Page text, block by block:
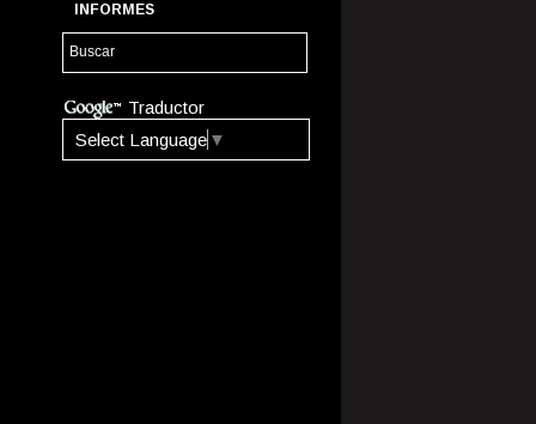
INFORMES
Traductor
Select Language ▼